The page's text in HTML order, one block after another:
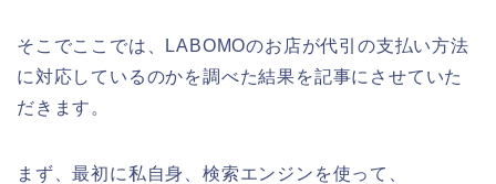
そこでここでは、LABOMOのお店が代引の支払い方法
に対応しているのかを調べた結果を記事にさせていた
だきます。
まず、最初に私自身、検索エンジンを使って、